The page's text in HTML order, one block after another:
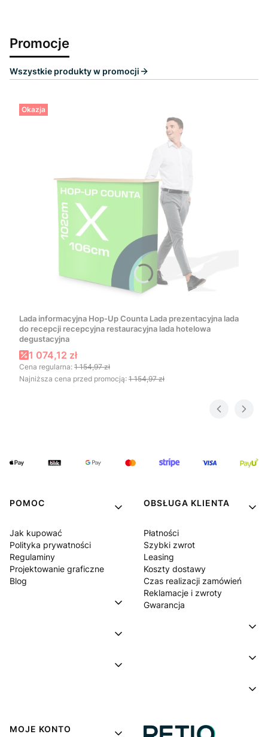
Promocje
Wszystkie produkty w promocji
Okazja
Lada informacyjna Hop-Up Counta Lada prezentacyjna lada
do recepcji recepcyjna restauracyjna lada hotelowa
degustacyjna
Cena promocyjna
1 074,12 zł
Cena regularna: 1 154,97 zł
Najniższa cena przed promocją: 1 154,97 zł
POMOC
Jak kupować
Polityka prywatności
Regulaminy
Projektowanie graficzne
Blog
OBSŁUGA KLIENTA
Płatności
Szybki zwrot
Leasing
Koszty dostawy
Czas realizacji zamówień
Reklamacje i zwroty
Gwarancja
MOJE KONTO